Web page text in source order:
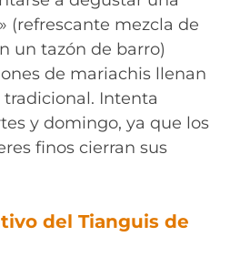
(refrescante mezcla de
un tazón de barro)
de mariachis llenan
Intenta
y domingo, ya que los
finos cierran sus
del Tianguis de